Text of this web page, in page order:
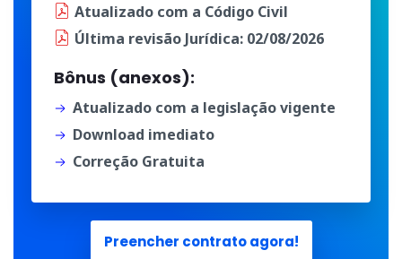
Atualizado com a Código Civil
Última revisão Jurídica: 02/08/2026
Bônus (anexos):
Atualizado com a legislação vigente
Download imediato
Correção Gratuita
Preencher contrato agora!